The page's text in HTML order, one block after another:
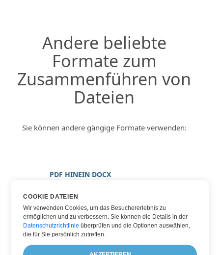
Andere beliebte
Formate zum
Zusammenführen von
Dateien
Sie können andere gängige Formate verwenden:
PDF HINEIN DOCX
PDF HINEIN JPG
PDF HINEIN PNG
PDF HINEIN WORD
PDF HINEIN XPS
COOKIE DATEIEN
Wir verwenden Cookies, um das Besuchererlebnis zu
ermöglichen und zu verbessern. Sie können die Details in der
Datenschutzrichtlinie überprüfen und die Optionen auswählen,
die für Sie persönlich zutreffen.